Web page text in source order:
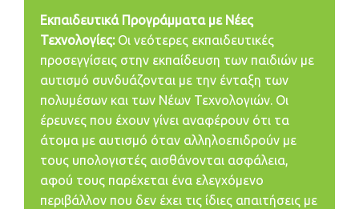
Εκπαιδευτικά Προγράμματα με Νέες
Τεχνολογίες:Οι νεότερες εκπαιδευτικές
προσεγγίσεις στην εκπαίδευση των παιδιών με
αυτισμό συνδυάζονται με την ένταξη των
πολυμέσων και των Νέων Τεχνολογιών. Οι
έρευνες που έχουν γίνει αναφέρουν ότι τα
άτομα με αυτισμό όταν αλληλοεπιδρούν με
τους υπολογιστές αισθάνονται ασφάλεια,
αφού τους παρέχεται ένα ελεγχόμενο
περιβάλλον που δεν έχει τις ίδιες απαιτήσεις με